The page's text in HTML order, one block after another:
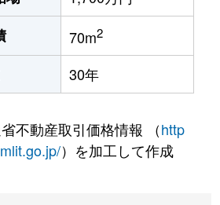
70m2
30年
不動産取引価格情報 （http
）を加工して作成